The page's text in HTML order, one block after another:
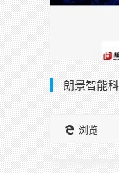
朗景智能
浏览